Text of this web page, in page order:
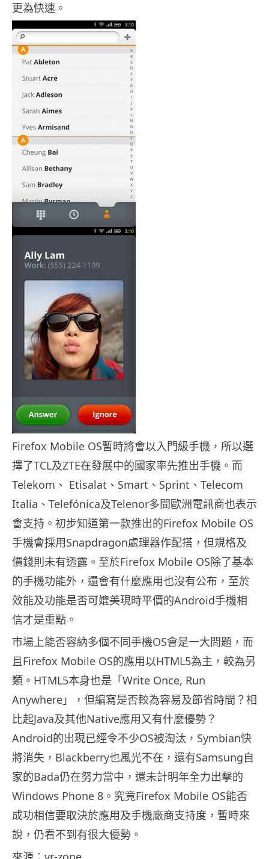
更為快速。
Firefox Mobile OS暫時將會以入門級手機，所以選
擇了TCL及ZTE在發展中的國家率先推出手機。而
Telekom、 Etisalat、Smart、Sprint、Telecom
Italia、Telefónica及Telenor多間歐洲電訊商也表示
會支持。初步知道第一款推出的Firefox Mobile OS
手機會採用Snapdragon處理器作配搭，但規格及
價錢則未有透露。至於Firefox Mobile OS除了基本
的手機功能外，還會有什麼應用也沒有公布，至於
效能及功能是否可媲美現時平價的Android手機相
信才是重點。
市場上能否容納多個不同手機OS會是一大問題，而
且Firefox Mobile OS的應用以HTML5為主，較為另
類。HTML5本身也是「Write Once, Run
Anywhere」，但編寫是否較為容易及節省時間？相
比起Java及其他Native應用又有什麼優勢？
Android的出現已經令不少OS被淘汰，Symbian快
將消失，Blackberry也風光不在，還有Samsung自
家的Bada仍在努力當中，還未計明年全力出擊的
Windows Phone 8。究竟Firefox Mobile OS能否
成功相信要取決於應用及手機廠商支持度，暫時來
說，仍看不到有很大優勢。